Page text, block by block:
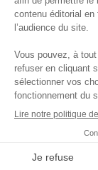
Quels
au Plan
Bénéficiez